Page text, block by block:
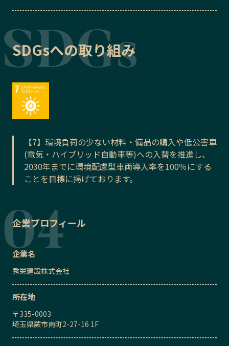
SDGsへの取り組み
【7】環境負荷の少ない材料・備品の購入や低公害車
(電気・ハイブリッド自動車等)への入替を推進し、
2030年までに環境配慮型車両導入率を100％にする
ことを目標に掲げております。
企業プロフィール
企業名
秀栄建設株式会社
所在地
〒335-0003
埼玉県蕨市南町2-27-16 1F